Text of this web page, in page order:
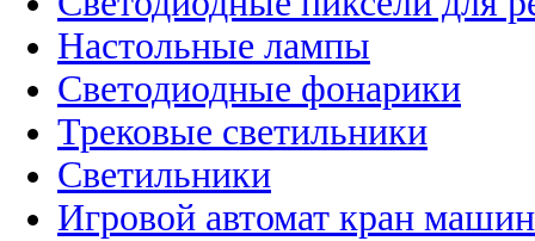
Настольные лампы
Светодиодные фонарики
Трековые светильники
Светильники
Игровой автомат кран